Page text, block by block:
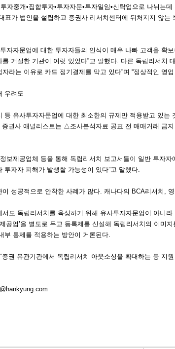
자중개•집합투자•투자자문•투자일임•신탁업으로 나뉘는
표가 법인을 설립하고 증권사 리서치센터에 뒤처지지 않는
자자문업에 대한 투자자들의 인식이 매우 나빠 고객을 확
거절한 기관이 여럿 있었다”고 말했다. 다른 독립리서치
라는 이유로 카드 정기결제를 막고 있다”며 “정상적인 영
우려도
등 유사투자자문업에 대한 최소한의 규제만 적용받고 있
증권사 애널리스트는 △조사분석자료 공표 전 매매거래 금
보제공업체 등을 통해 독립리서치 보고서들이 일반 투자
투자자 피해가 발생할 가능성이 있다”고 말했다.
이 성공적으로 안착한 사례가 많다. 캐나다의 BCA리서치,
도 독립리서치를 육성하기 위해 유사투자자문업이 아니
공업’을 별도로 두고 등록제를 신설해 독립리서치의 이미
부 통제를 적용하는 방안이 거론된다.
증권 유관기관에서 독립리서치 아웃소싱을 확대하는 등 지